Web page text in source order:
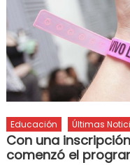
Educación Últimas
Con una
comenzó el